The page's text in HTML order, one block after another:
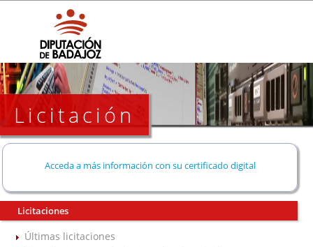
Licitación
Acceda a más información con su certificado digital
Licitaciones
Últimas licitaciones